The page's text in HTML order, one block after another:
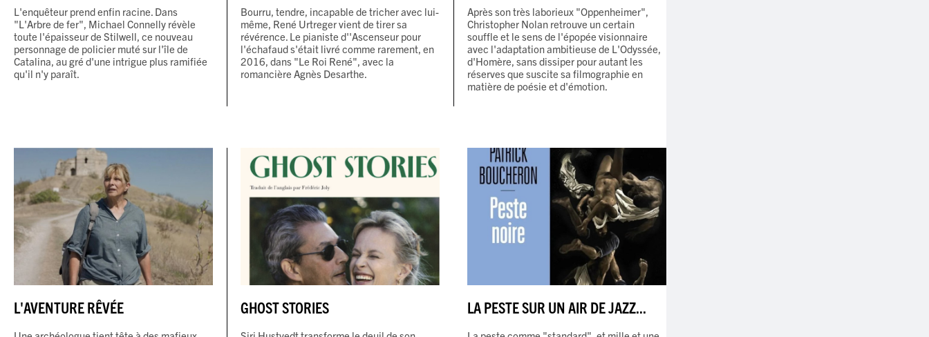
L'enquêteur prend enfin racine. Dans
"L'Arbre de fer", Michael Connelly révèle
toute l'épaisseur de Stilwell, ce nouveau
personnage de policier muté sur l'île de
Catalina, au gré d'une intrigue plus ramifiée
qu'il n'y paraît.
Bourru, tendre, incapable de tricher avec lui-
même, René Urtreger vient de tirer sa
révérence. Le pianiste d''Ascenseur pour
l'échafaud s'était livré comme rarement, en
2016, dans "Le Roi René", avec la
romancière Agnès Desarthe.
Après son très laborieux "Oppenheimer",
Christopher Nolan retrouve un certain
souffle et le sens de l'épopée visionnaire
avec l'adaptation ambitieuse de L'Odyssée,
d'Homère, sans dissiper pour autant les
réserves que suscite sa filmographie en
matière de poésie et d'émotion.
L'AVENTURE RÊVÉE GHOST STORIES LA PESTE SUR UN AIR DE JAZZ...